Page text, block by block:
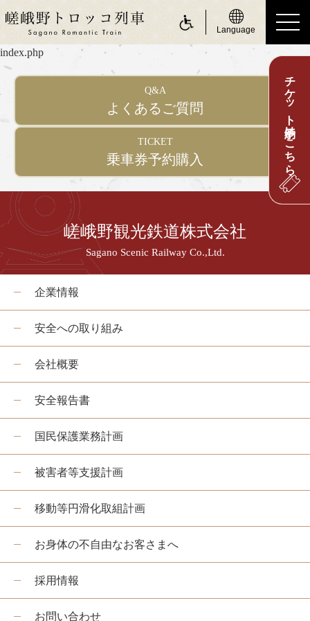
Language
ride a Sagano Romantic Train
運賃・乗車券のご案内
座席のご案内
お身体の不自由なお客さまへ
about Sagano Romantic Train
嵯峨野トロッコについて
嵯峨野トロッコ列車とは
季節ごとの楽しみ方
ツアー紹介
お知らせ
各駅情報
各駅情報一覧
トロッコ嵯峨駅
トロッコ嵐山駅
チケット予約はこちら
index.php
Q&A
よくあるご質問
TICKET
乗車券予約購入
嵯峨野観光鉄道株式会社
Sagano Scenic Railway Co.,Ltd.
企業情報
安全への取り組み
会社概要
安全報告書
国民保護業務計画
被害者等支援計画
移動等円滑化取組計画
お身体の不自由なお客さまへ
採用情報
お問い合わせ